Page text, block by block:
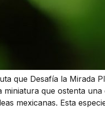
que Desafía la Mirada
que ostenta
mexicanas. Esta